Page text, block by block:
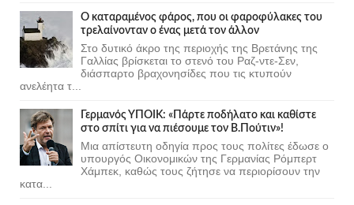
Ο καταραμένος φάρος, που οι φαροφύλακες του
τρελαίνονταν ο ένας μετά τον άλλον
Στο δυτικό άκρο της περιοχής της Βρετάνης της
Γαλλίας βρίσκεται το στενό του Ραζ-ντε-Σεν,
διάσπαρτο βραχονησίδες που τις κτυπούν
ανελέητα τ...
Γερμανός ΥΠΟΙΚ: «Πάρτε ποδήλατο και καθίστε
στο σπίτι για να πιέσουμε τον Β.Πούτιν»!
Μια απίστευτη οδηγία προς τους πολίτες έδωσε ο
υπουργός Οικονομικών της Γερμανίας Ρόμπερτ
Χάμπεκ, καθώς τους ζήτησε να περιορίσουν την
κατα...